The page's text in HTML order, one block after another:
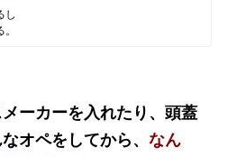
し
。
ーカーを入れたり、頭蓋
オペをしてから、 なん